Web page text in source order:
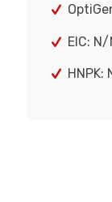
EIC:
HNPK: